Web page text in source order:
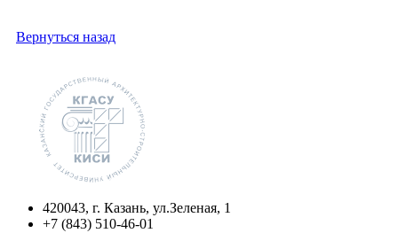
Вернуться назад
420043, г. Казань, ул.Зеленая, 1
+7 (843) 510-46-01